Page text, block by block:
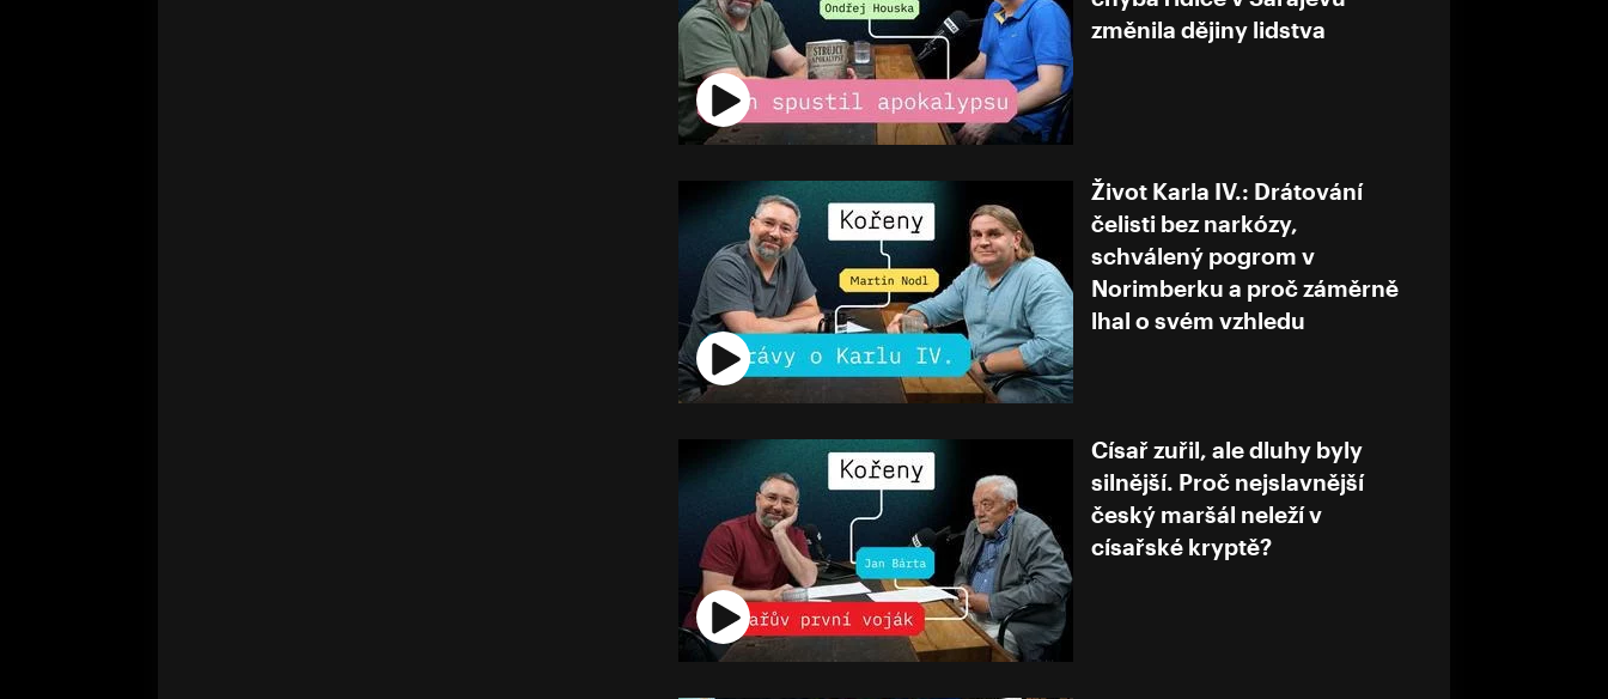
změnila dějiny lidstva
Život Karla IV.: Drátování
čelisti bez narkózy,
schválený pogrom v
Norimberku a proč záměrně
lhal o svém vzhledu
Císař zuřil, ale dluhy byly
silnější. Proč nejslavnější
český maršál neleží v
císařské kryptě?